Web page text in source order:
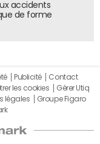
accidents
de forme
Publicité
Contact
les cookies
Gérer Utiq
légales
Groupe Figaro